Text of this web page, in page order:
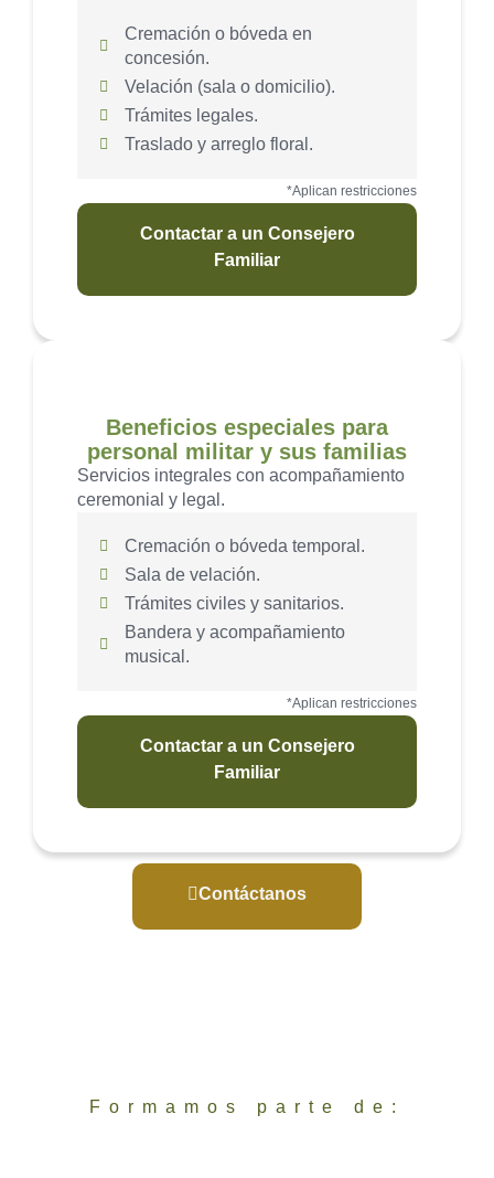
Cremación o bóveda en
concesión.
Velación (sala o domicilio).
Trámites legales.
Traslado y arreglo floral.
*Aplican restricciones
Contactar a un Consejero
Familiar
Beneficios especiales para
personal militar y sus familias
Servicios integrales con acompañamiento
ceremonial y legal.
Cremación o bóveda temporal.
Sala de velación.
Trámites civiles y sanitarios.
Bandera y acompañamiento
musical.
*Aplican restricciones
Contactar a un Consejero
Familiar
Contáctanos
Formamos parte de: